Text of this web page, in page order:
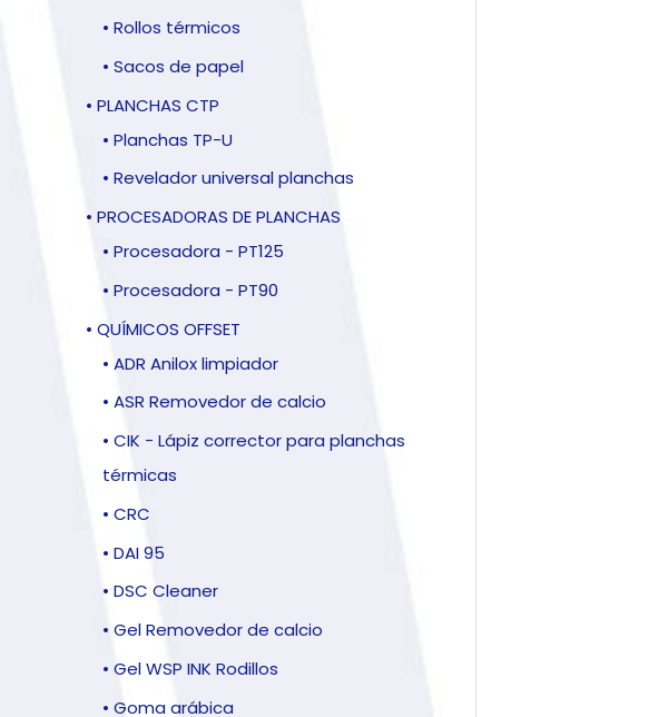
• Rollos térmicos
• Sacos de papel
• PLANCHAS CTP
• Planchas TP-U
• Revelador universal planchas
• PROCESADORAS DE PLANCHAS
• Procesadora - PT125
• Procesadora - PT90
• QUÍMICOS OFFSET
• ADR Anilox limpiador
• ASR Removedor de calcio
• CIK - Lápiz corrector para planchas
térmicas
• CRC
• DAI 95
• DSC Cleaner
• Gel Removedor de calcio
• Gel WSP INK Rodillos
• Goma arábica